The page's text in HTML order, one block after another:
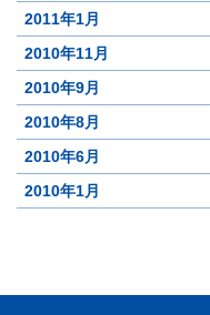
2011年1月
2010年11月
2010年9月
2010年8月
2010年6月
2010年1月